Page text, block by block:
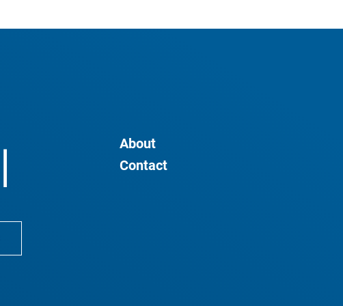
About
Contact